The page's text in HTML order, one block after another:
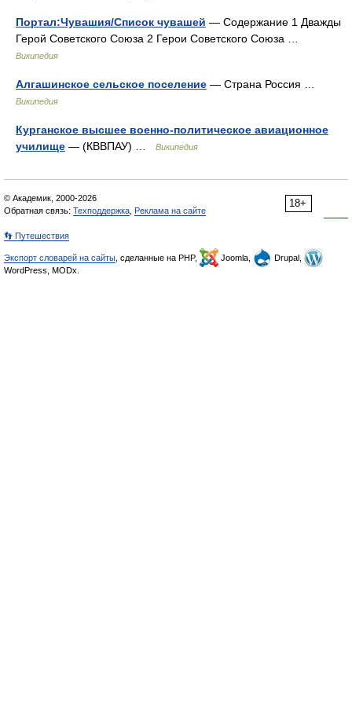
Портал:Чувашия/Список чувашей — Содержание 1 Дважды
Герой Советского Союза 2 Герои Советского Союза …
Википедия
Алгашинское сельское поселение — Страна Россия …
Википедия
Курганское высшее военно-политическое авиационное
училище — (КВВПАУ) … Википедия
18+
© Академик, 2000-2026
Обратная связь: Техподдержка Реклама на сайте
👣 Путешествия
Экспорт словарей на сайты , сделанные на PHP, Joomla,
Drupal,
WordPress, MODx.